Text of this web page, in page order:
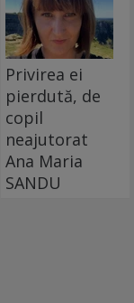
Privirea ei
pierdută, de
copil
neajutorat
Ana Maria
SANDU